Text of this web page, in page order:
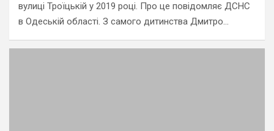
вулиці Троїцькій у 2019 році. Про це повідомляє ДСНС
в Одеській області. З самого дитинства Дмитро…